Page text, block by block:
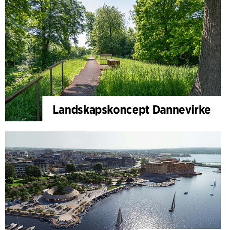
Landskapskoncept Dannevirke